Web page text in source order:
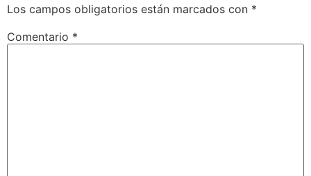
Los campos obligatorios están marcados con *
Comentario *